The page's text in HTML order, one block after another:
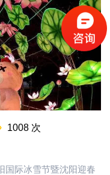
1008 次
国际冰雪节暨沈阳迎春